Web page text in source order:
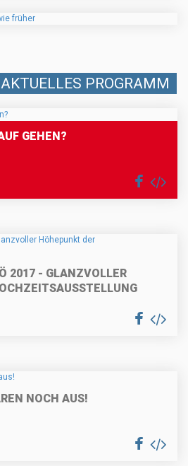
AKTUELLES PROGRAMM
GEHEN?
2017 - GLANZVOLLER
NOCH AUS!